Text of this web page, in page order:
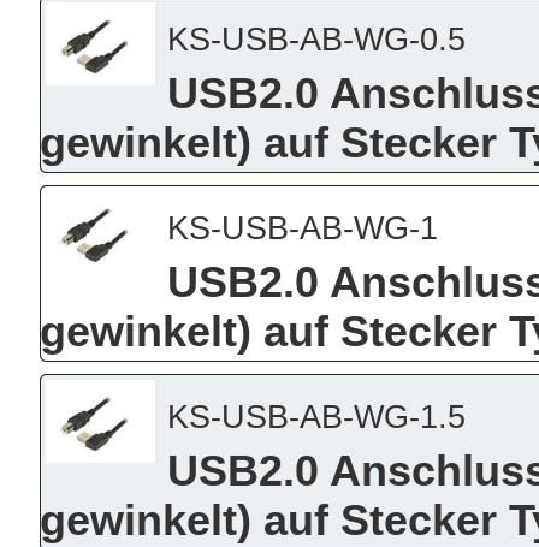
KS-USB-AB-WG-0.5
USB2.0
gewinkelt) auf Stecker
KS-USB-AB-WG-1
USB2.0
gewinkelt) auf Stecker
KS-USB-AB-WG-1.5
USB2.0
gewinkelt) auf Stecker